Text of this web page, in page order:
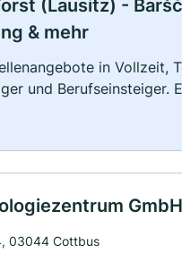
(Lausitz) -
& mehr
in Vollzeit,
und Berufseinsteiger.
GmbH
03044 Cottbus